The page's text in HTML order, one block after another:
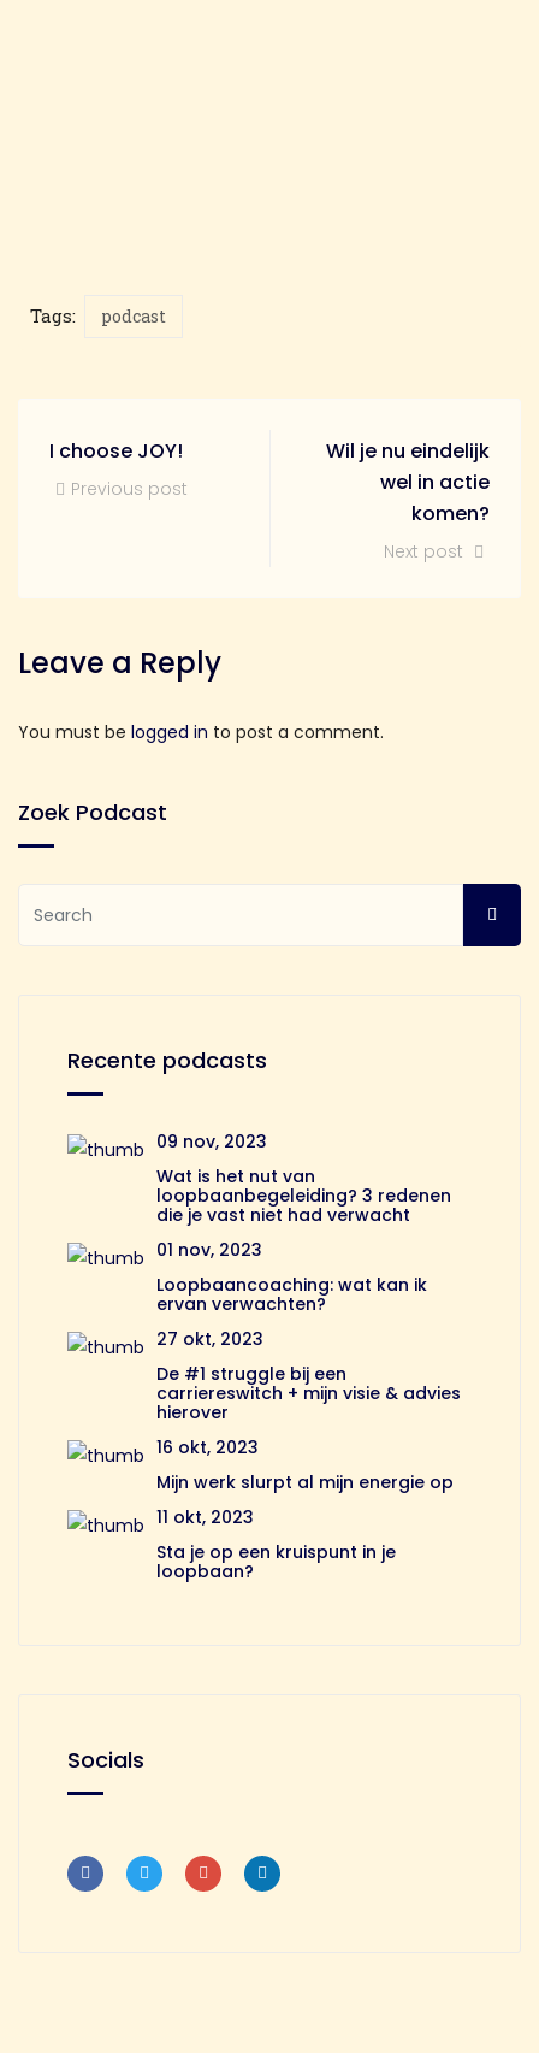
Tags: podcast
I choose JOY!
Previous post
Wil je nu eindelijk
wel in actie
komen?
Next post
Leave a Reply
You must be logged in to post a comment.
Zoek Podcast
Recente podcasts
09 nov, 2023
Wat is het nut van
loopbaanbegeleiding? 3 redenen
die je vast niet had verwacht
01 nov, 2023
Loopbaancoaching: wat kan ik
ervan verwachten?
27 okt, 2023
De #1 struggle bij een
carriereswitch + mijn visie & advies
hierover
16 okt, 2023
Mijn werk slurpt al mijn energie op
11 okt, 2023
Sta je op een kruispunt in je
loopbaan?
Socials